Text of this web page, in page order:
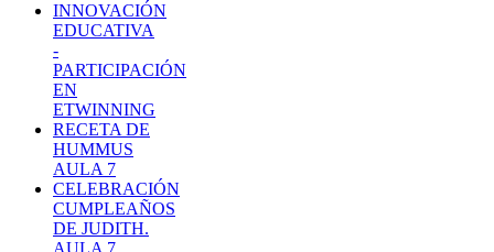
INNOVACIÓN
EDUCATIVA
-
PARTICIPACIÓN
EN
ETWINNING
RECETA DE
HUMMUS
AULA 7
CELEBRACIÓN
CUMPLEAÑOS
DE JUDITH.
AULA 7